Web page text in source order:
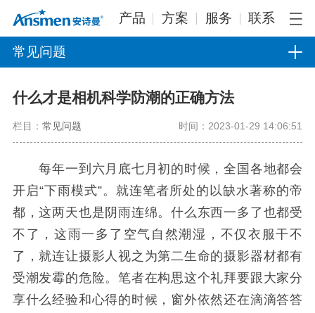
产品 方案 服务 联系
常见问题
什么才是相机科学防潮的正确方法
栏目： 常见问题 时间：2023-01-29 14:06:51
每年一到六月底七月初的时候，全国各地都会
开启“下雨模式”。就连笔者所处的以缺水著称的帝
都，这两天也是阴雨连绵。什么东西一多了也都受
不了，这雨一多了空气自然潮湿，不仅衣服干不
了，就连让摄影人视之为第二生命的摄影器材都有
受潮发霉的危险。笔者在构思这个礼拜要跟大家分
享什么经验和心得的时候，窗外依然还在滴滴答答